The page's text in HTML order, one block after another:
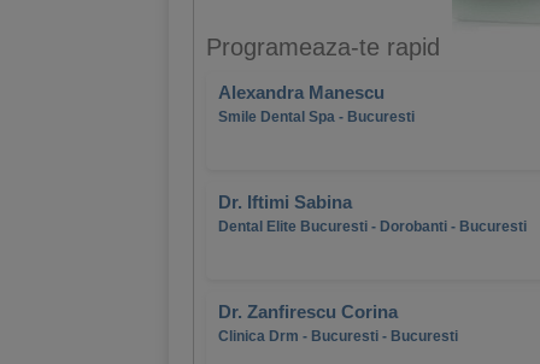
Programeaza-te rapid
Alexandra Manescu
Smile Dental Spa - Bucuresti
Dr. Iftimi Sabina
Dental Elite Bucuresti - Dorobanti - Bucuresti
Dr. Zanfirescu Corina
Clinica Drm - Bucuresti - Bucuresti